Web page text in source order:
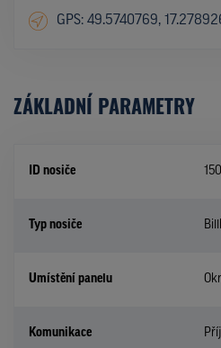
GPS: 49.5740769,
ZÁKLADNÍ PARAMETRY
ID nosiče
Typ nosiče
Umístění panelu
Komunikace